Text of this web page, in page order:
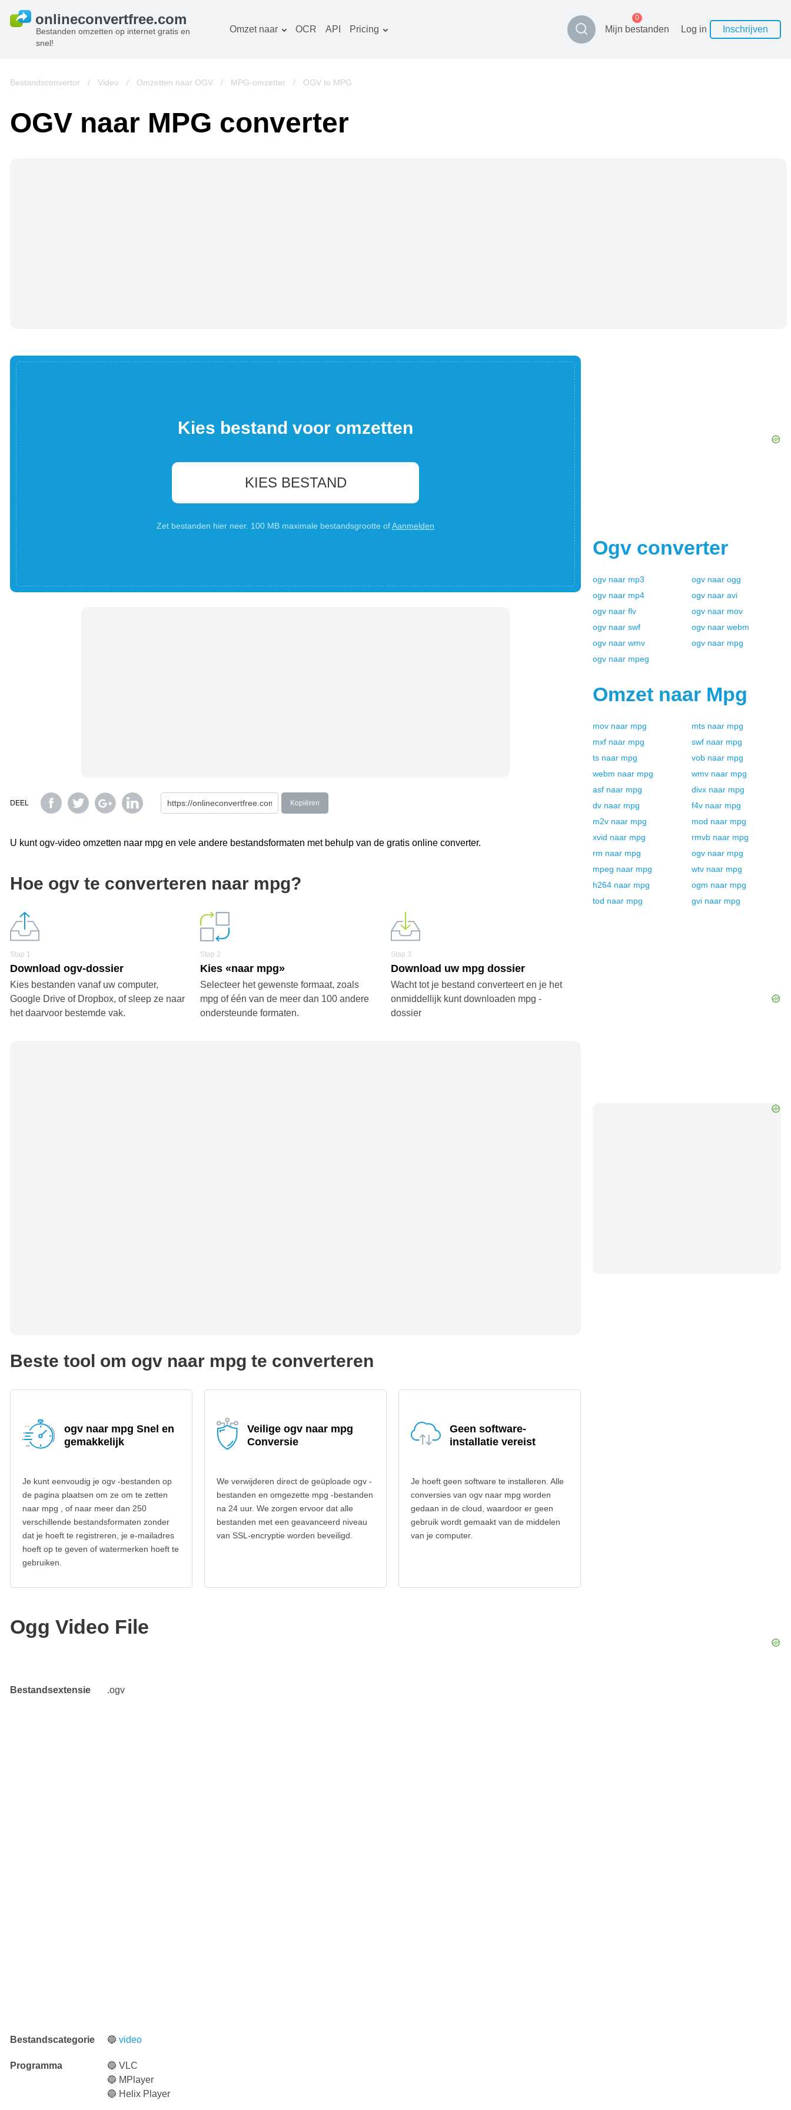
Bestanden omzetten op internet gratis en
snel!
Omzet naar
Beeld converter
Boeken converter
OCR API Pricing Mijn bestanden
0
Log in Inschrijven
Bestandsconvertor / Video / Omzetten naar OGV / MPG-omzetter / OGV to MPG
OGV naar MPG converter
Kies bestand voor omzetten
KIES BESTAND
Zet bestanden hier neer. 100 MB maximale bestandsgrootte ofAanmelden
DEEL Kopiëren
U kunt ogv-video omzetten naar mpg en vele andere bestandsformaten met behulp van de gratis online converter.
Hoe ogv te converteren naar mpg?
Stap 1
Download ogv-dossier
Kies bestanden vanaf uw computer,
Google Drive of Dropbox, of sleep ze naar
het daarvoor bestemde vak.
Stap 2
Kies «naar mpg»
Selecteer het gewenste formaat, zoals
mpg of één van de meer dan 100 andere
ondersteunde formaten.
Stap 3
Download uw mpg dossier
Wacht tot je bestand converteert en je het
onmiddellijk kunt downloaden mpg -
dossier
Beste tool om ogv naar mpg te converteren
ogv naar mpg Snel en
gemakkelijk
Je kunt eenvoudig je ogv -bestanden op
de pagina plaatsen om ze om te zetten
naar mpg , of naar meer dan 250
verschillende bestandsformaten zonder
dat je hoeft te registreren, je e-mailadres
hoeft op te geven of watermerken hoeft te
gebruiken.
Veilige ogv naar mpg
Conversie
We verwijderen direct de geüploade ogv -
bestanden en omgezette mpg -bestanden
na 24 uur. We zorgen ervoor dat alle
bestanden met een geavanceerd niveau
van SSL-encryptie worden beveiligd.
Geen software-
installatie vereist
Je hoeft geen software te installeren. Alle
conversies van ogv naar mpg worden
gedaan in de cloud, waardoor er geen
gebruik wordt gemaakt van de middelen
van je computer.
Ogg Video File
Bestandsextensie .ogv
Bestandscategorie 🔵video
Programma
🔵 VLC
🔵 MPlayer
🔵 Helix Player
Ogv converter
ogv naar mp3 ogv naar ogg
ogv naar mp4 ogv naar avi
ogv naar flv ogv naar mov
ogv naar swf ogv naar webm
ogv naar wmv ogv naar mpg
ogv naar mpeg
Omzet naar Mpg
mov naar mpg mts naar mpg
mxf naar mpg swf naar mpg
ts naar mpg vob naar mpg
webm naar mpg wmv naar mpg
asf naar mpg divx naar mpg
dv naar mpg f4v naar mpg
m2v naar mpg mod naar mpg
xvid naar mpg rmvb naar mpg
rm naar mpg ogv naar mpg
mpeg naar mpg wtv naar mpg
h264 naar mpg ogm naar mpg
tod naar mpg gvi naar mpg